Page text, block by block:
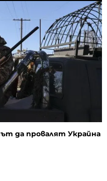
да провалят Украйна